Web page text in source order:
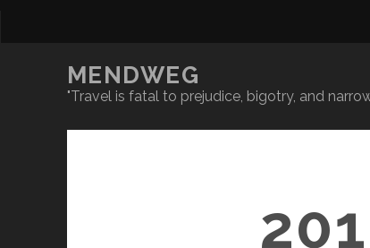
MENDWEG
"Travel is fatal to prejudice, bigotry, and